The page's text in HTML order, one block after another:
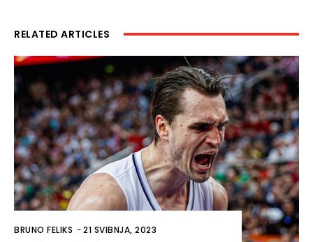
RELATED ARTICLES
BRUNO FELIKS -21 SVIBNJA, 2023